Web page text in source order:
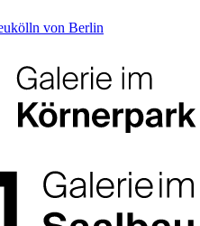
von Berlin